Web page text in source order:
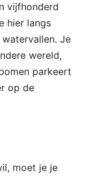
vijfhonderd
hier langs
Je
wereld,
parkeert
op de
moet je je